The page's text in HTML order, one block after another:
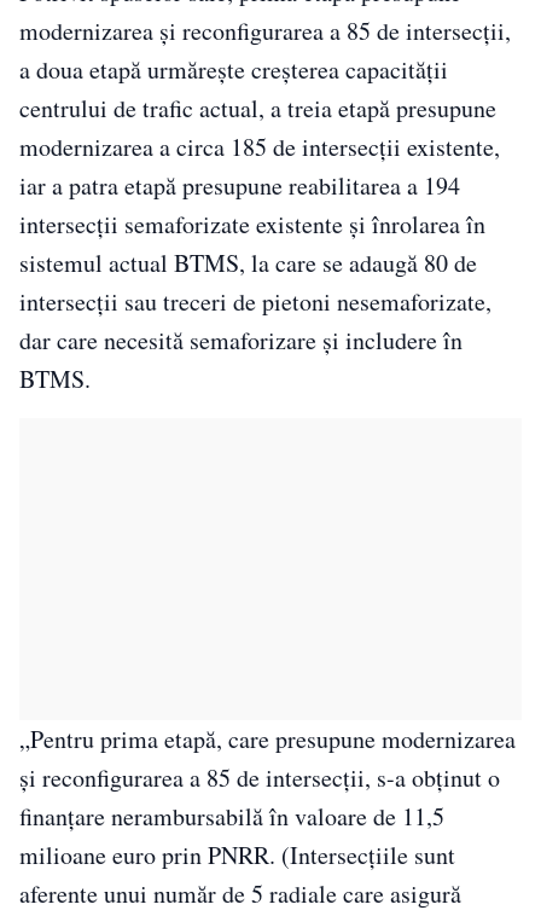
modernizarea și reconfigurarea a 85 de intersecții,
a doua etapă urmărește creșterea capacității
centrului de trafic actual, a treia etapă presupune
modernizarea a circa 185 de intersecţii existente,
iar a patra etapă presupune reabilitarea a 194
intersecții semaforizate existente şi înrolarea în
sistemul actual BTMS, la care se adaugă 80 de
intersecții sau treceri de pietoni nesemaforizate,
dar care necesită semaforizare şi includere în
BTMS.
„Pentru prima etapă, care presupune modernizarea
și reconfigurarea a 85 de intersecții, s-a obținut o
finanțare nerambursabilă în valoare de 11,5
milioane euro prin PNRR. (Intersecțiile sunt
aferente unui număr de 5 radiale care asigură